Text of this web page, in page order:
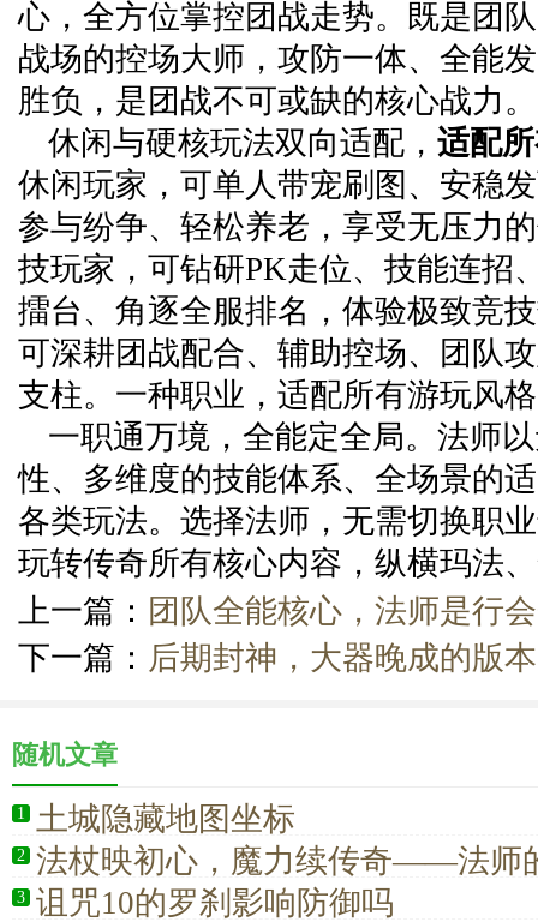
心，全方位掌控团战走势。既是团
战场的控场大师，攻防一体、全能
胜负，是团战不可或缺的核心战力。
休闲与硬核玩法双向适配， 适配
休闲玩家，可单人带宠刷图、安稳
参与纷争、轻松养老，享受无压力
技玩家，可钻研PK走位、技能连招
擂台、角逐全服排名，体验极致竞
可深耕团战配合、辅助控场、团队
支柱。一种职业，适配所有游玩风
一职通万境，全能定全局。法师
性、多维度的技能体系、全场景的
各类玩法。选择法师，无需切换职
玩转传奇所有核心内容，纵横玛法
上一篇： 团队全能核心，法师是行
下一篇： 后期封神，大器晚成的版
随机文章
1 土城隐藏地图坐标
2 法杖映初心，魔力续传奇——法师
怀
3 诅咒10的罗刹影响防御吗